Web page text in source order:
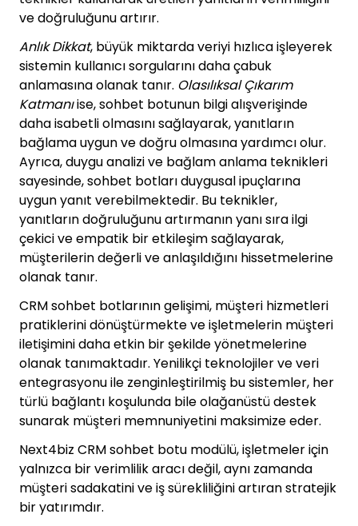
ve doğruluğunu artırır.
Anlık Dikkat, büyük miktarda veriyi hızlıca işleyerek
sistemin kullanıcı sorgularını daha çabuk
anlamasına olanak tanır. Olasılıksal Çıkarım
Katmanıise, sohbet botunun bilgi alışverişinde
daha isabetli olmasını sağlayarak, yanıtların
bağlama uygun ve doğru olmasına yardımcı olur.
Ayrıca, duygu analizi ve bağlam anlama teknikleri
sayesinde, sohbet botları duygusal ipuçlarına
uygun yanıt verebilmektedir. Bu teknikler,
yanıtların doğruluğunu artırmanın yanı sıra ilgi
çekici ve empatik bir etkileşim sağlayarak,
müşterilerin değerli ve anlaşıldığını hissetmelerine
olanak tanır.
CRM sohbet botlarının gelişimi, müşteri hizmetleri
pratiklerini dönüştürmekte ve işletmelerin müşteri
iletişimini daha etkin bir şekilde yönetmelerine
olanak tanımaktadır. Yenilikçi teknolojiler ve veri
entegrasyonu ile zenginleştirilmiş bu sistemler, her
türlü bağlantı koşulunda bile olağanüstü destek
sunarak müşteri memnuniyetini maksimize eder.
Next4biz CRM sohbet botu modülü, işletmeler için
yalnızca bir verimlilik aracı değil, aynı zamanda
müşteri sadakatini ve iş sürekliliğini artıran stratejik
bir yatırımdır.